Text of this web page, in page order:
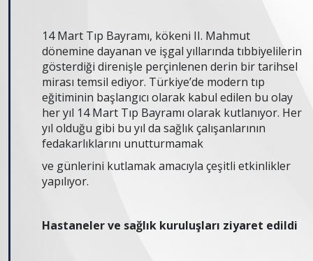
14 Mart Tıp Bayramı, kökeni II. Mahmut
dönemine dayanan ve işgal yıllarında tıbbiyelilerin
gösterdiği direnişle perçinlenen derin bir tarihsel
mirası temsil ediyor. Türkiye’de modern tıp
eğitiminin başlangıcı olarak kabul edilen bu olay
her yıl 14 Mart Tıp Bayramı olarak kutlanıyor. Her
yıl olduğu gibi bu yıl da sağlık çalışanlarının
fedakarlıklarını unutturmamak
ve günlerini kutlamak amacıyla çeşitli etkinlikler
yapılıyor.
Hastaneler ve sağlık kuruluşları ziyaret edildi